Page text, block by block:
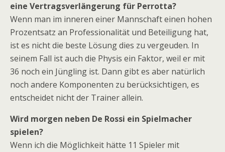
eine Vertragsverlängerung für Perrotta?
Wenn man im inneren einer Mannschaft einen hohen
Prozentsatz an Professionalität und Beteiligung hat,
ist es nicht die beste Lösung dies zu vergeuden. In
seinem Fall ist auch die Physis ein Faktor, weil er mit
36 noch ein Jüngling ist. Dann gibt es aber natürlich
noch andere Komponenten zu berücksichtigen, es
entscheidet nicht der Trainer allein.
Wird morgen neben De Rossi ein Spielmacher
spielen?
Wenn ich die Möglichkeit hätte 11 Spieler mit